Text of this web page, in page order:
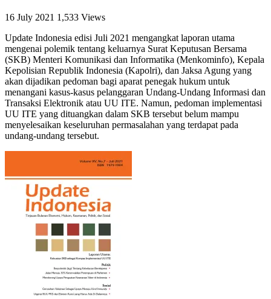
16 July 2021 1,533 Views
Update Indonesia edisi Juli 2021 mengangkat laporan utama
mengenai polemik tentang keluarnya Surat Keputusan Bersama
(SKB) Menteri Komunikasi dan Informatika (Menkominfo), Kepala
Kepolisian Republik Indonesia (Kapolri), dan Jaksa Agung yang
akan dijadikan pedoman bagi aparat penegak hukum untuk
menangani kasus-kasus pelanggaran Undang-Undang Informasi dan
Transaksi Elektronik atau UU ITE. Namun, pedoman implementasi
UU ITE yang dituangkan dalam SKB tersebut belum mampu
menyelesaikan keseluruhan permasalahan yang terdapat pada
undang-undang tersebut.